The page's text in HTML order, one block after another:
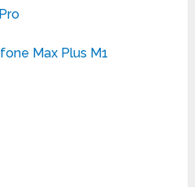
Max Plus M1